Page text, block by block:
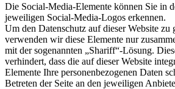
Die Social-Media-Elemente können Sie in
jeweiligen Social-Media-Logos erkennen.
Um den Datenschutz auf dieser Website zu
verwenden wir diese Elemente nur
mit der sogenannten „Shariff“-Lösung.
verhindert, dass die auf dieser Website
Elemente Ihre personenbezogenen Daten
Betreten der Seite an den jeweiligen